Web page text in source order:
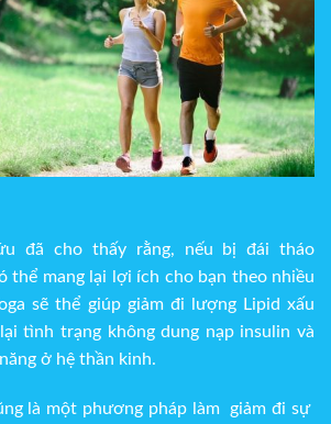
đã cho thấy rằng, nếu bị đái tháo
thể mang lại lợi ích cho bạn theo nhiều
sẽ thể giúp giảm đi lượng Lipid xấu
tình trạng không dung nạp insulin và
ở hệ thần kinh.
là một phương pháp làm giảm đi sự